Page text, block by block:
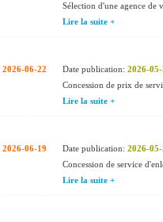
Sélection d'une agence de
Lire la suite +
2026-06-22
Date publication: 2026-
Concession de prix de
Lire la suite +
2026-06-19
Date publication: 2026-
Concession de service
Lire la suite +